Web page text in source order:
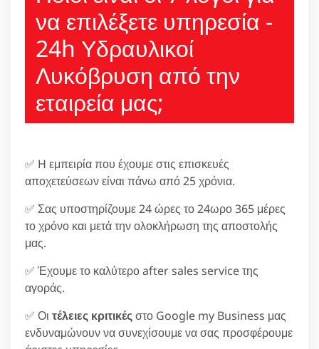
να επιλέξετε υπηρεσία -
24h Υδραυλικοί
Λυκόβρυση από την
εταιρεία μας;
✅ H εμπειρία που έχουμε στις επισκευές
αποχετεύσεων είναι πάνω από 25 χρόνια.
✅ Σας υποστηρίζουμε 24 ώρες το 24ωρο 365 μέρες
το χρόνο και μετά την ολοκλήρωση της αποστολής
μας.
✅ Έχουμε το καλύτερο after sales service της
αγοράς.
✅ Οι τέλειες κριτικέςστο Google my Business μας
ενδυναμώνουν να συνεχίσουμε να σας προσφέρουμε